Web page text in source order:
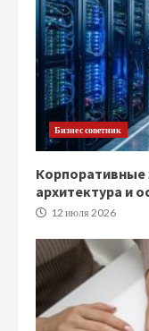
Бизнес советник
архитектура и
12 июля 2026